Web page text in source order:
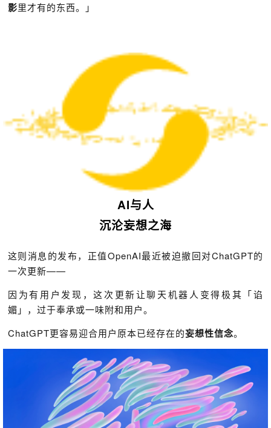
影里才有的东西。」
AI与人
沉沦妄想之海
这则消息的发布，正值OpenAI最近被迫撤回对ChatGPT的
一次更新——
因为有用户发现，这次更新让聊天机器人变得极其「谄
媚」，过于奉承或一味附和用户。
ChatGPT更容易迎合用户原本已经存在的妄想性信念。